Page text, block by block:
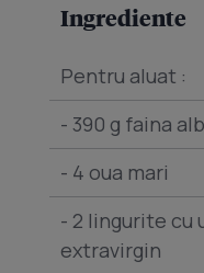
Ingrediente
Pentru aluat :
- 390 g faina
- 4 oua mari
- 2 lingurite cu
extravirgin